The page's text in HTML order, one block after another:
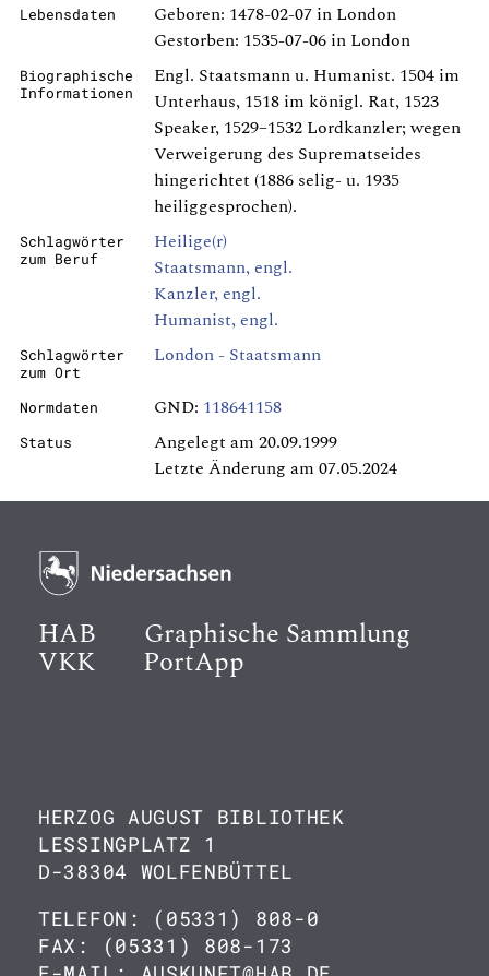
Lebensdaten
Geboren: 1478-02-07 in London
Gestorben: 1535-07-06 in London
Biographische
Informationen
Engl. Staatsmann u. Humanist. 1504 im
Unterhaus, 1518 im königl. Rat, 1523
Speaker, 1529–1532 Lordkanzler; wegen
Verweigerung des Suprematseides
hingerichtet (1886 selig- u. 1935
heiliggesprochen).
Schlagwörter
zum Beruf
Heilige(r)
Staatsmann, engl.
Kanzler, engl.
Humanist, engl.
Schlagwörter
zum Ort
London - Staatsmann
Normdaten GND: 118641158
Status
Angelegt am 20.09.1999
Letzte Änderung am 07.05.2024
HAB Graphische Sammlung
VKK PortApp
HERZOG AUGUST BIBLIOTHEK
LESSINGPLATZ 1
D-38304 WOLFENBÜTTEL
TELEFON: (05331) 808-0
FAX: (05331) 808-173